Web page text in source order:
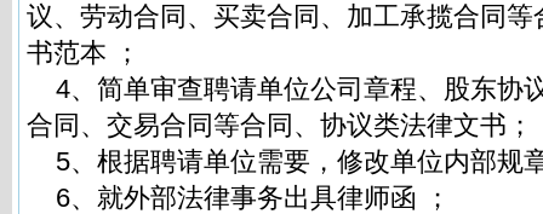
议、劳动合同、买卖合同、加工承揽合同
书范本 ；
4、简单审查聘请单位公司章程、股东协
合同、交易合同等合同、协议类法律文书；
5、根据聘请单位需要，修改单位内部规
6、就外部法律事务出具律师函 ；